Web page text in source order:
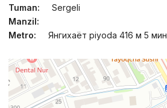
Tuman:
Sergeli
Manzil:
Metro:
Янгихаёт piyoda 416 м 5 мин